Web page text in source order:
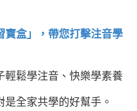
寶盒」，帶您打擊注音學
輕鬆學注音、快樂學素養
全家共學的好幫手。